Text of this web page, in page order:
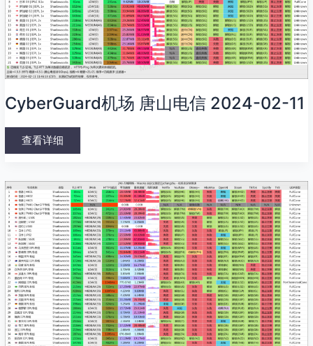
CyberGuard机场 唐山电信 2024-02-11
电
信
2024-
02-
11
查看详细
万
城
网
络
唐
山
电
信
2024-
02-
09